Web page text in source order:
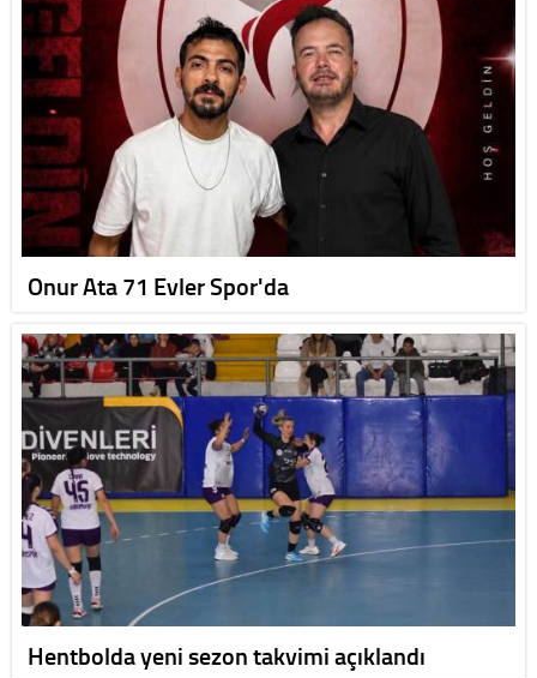
Onur Ata 71 Evler Spor'da
Hentbolda yeni sezon takvimi açıklandı